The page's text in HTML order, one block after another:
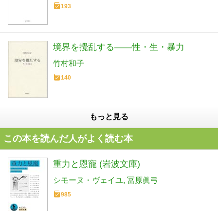
193
境界を攪乱する――性・生・暴力
竹村和子
140
もっと見る
この本を読んだ人がよく読む本
重力と恩寵 (岩波文庫)
シモーヌ・ヴェイユ 冨原眞弓
985